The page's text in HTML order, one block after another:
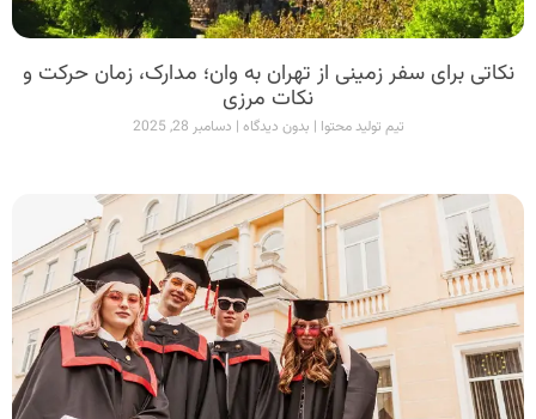
نکاتی برای سفر زمینی از تهران به وان؛ مدارک، زمان حرکت و
نکات مرزی
تیم تولید محتوا بدون دیدگاه دسامبر 28, 2025